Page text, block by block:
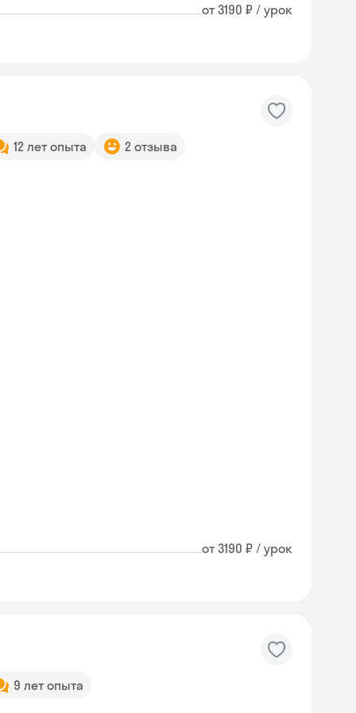
от 3190 ₽ / урок
12 лет опыта 2 отзыва
от 3190 ₽ / урок
9 лет опыта